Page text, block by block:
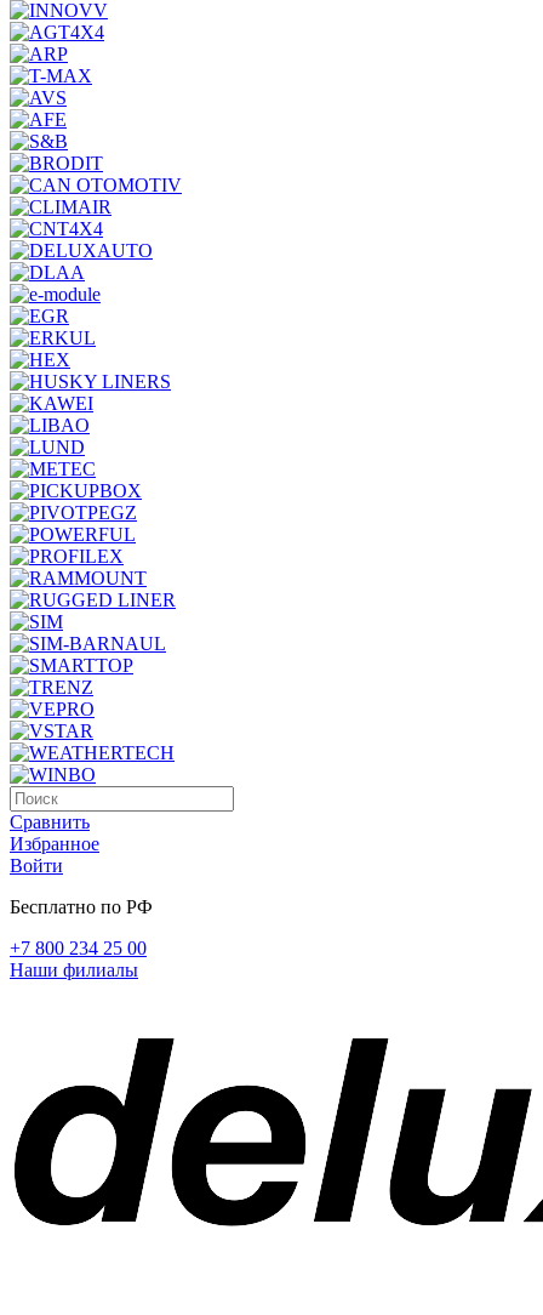
Сравнить
Избранное
Войти
Бесплатно по РФ
+7 800 234 25 00
Наши филиалы